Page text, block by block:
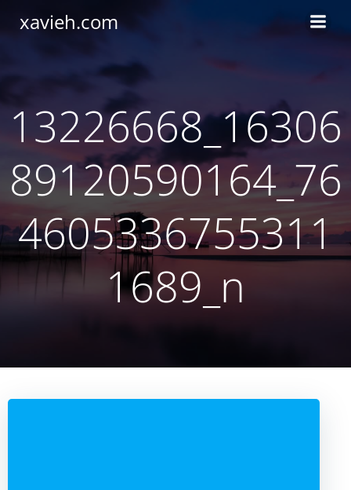
xavieh.com
13226668_16306
89120590164_76
4605336755311
1689_n